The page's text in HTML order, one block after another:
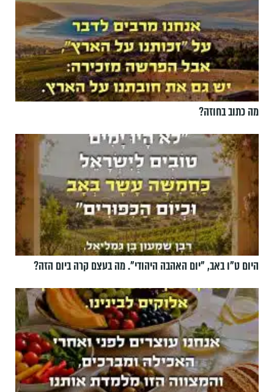
מה כתוב בחוזה?
היום ט"ו באב, ”יום האהבה היהודי". מה בעצם קרה ביום הזה?